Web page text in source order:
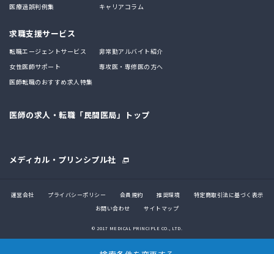
医療過誤判例集
キャリアコラム
求職支援サービス
転職エージェントサービス
非常勤アルバイト紹介
女性医師サポート
専攻医・専修医の方へ
医師転職のおすすめ求人特集
医師の求人・転職「民間医局」トップ
メディカル・プリンシプル社
運営会社 プライバシーポリシー 会員規約 推奨環境
特定商取引法に基づく表示
お問い合わせ
サイトマップ
© 2017 MEDICAL PRINCIPLE CO., LTD.